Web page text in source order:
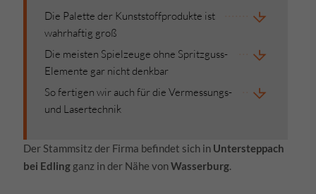
Der Stammsitz der Firma befindet sich in Untersteppach
bei Edling ganz in der Nähe vonWasserburg.
Die Palette der Kunststoffprodukte ist
wahrhaftig groß
Die meisten Spielzeuge ohne Spritzguss-
Elemente gar nicht denkbar
So fertigen wir auch für die Vermessungs-
und Lasertechnik